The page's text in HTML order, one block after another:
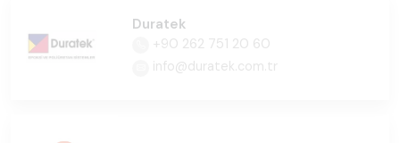
Duratek
+90 262 751 20 60
info@duratek.com.tr